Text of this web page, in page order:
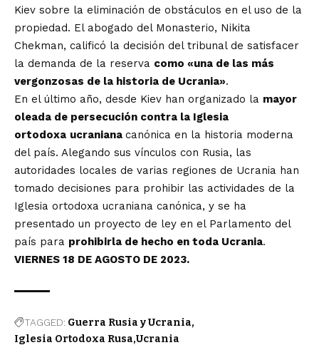
Kiev sobre la eliminación de obstáculos en el uso de la
propiedad. El abogado del Monasterio, Nikita
Chekman, calificó la decisión del tribunal de satisfacer
la demanda de la reserva como «una de las más
vergonzosas de la historia de Ucrania».
En el último año, desde Kiev han organizado la mayor
oleada de persecución contra la Iglesia
ortodoxa ucraniana canónica en la historia moderna
del país. Alegando sus vínculos con Rusia, las
autoridades locales de varias regiones de Ucrania han
tomado decisiones para prohibir las actividades de la
Iglesia ortodoxa ucraniana canónica, y se ha
presentado un proyecto de ley en el Parlamento del
país para prohibirla de hecho en toda Ucrania.
VIERNES 18 DE AGOSTO DE 2023.
TAGGED: Guerra Rusia y Ucrania
Iglesia Ortodoxa Rusa Ucrania